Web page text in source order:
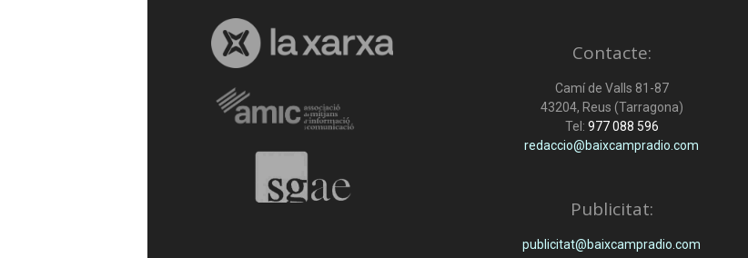
Contacte:
Camí de Valls 81-87
43204, Reus (Tarragona)
Tel: 977 088 596
redaccio@baixcampradio.com
Publicitat:
publicitat@baixcampradio.com